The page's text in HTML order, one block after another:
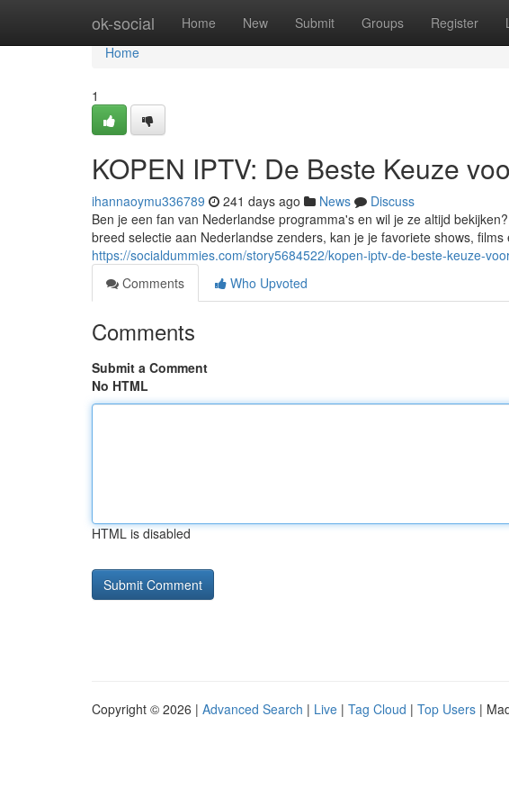
ok-social Home New Submit Groups Register
Home
Home
1
KOPEN IPTV: De Beste Keuze
ihannaoymu336789 241 days ago News
Discuss
Ben je een fan van Nederlandse programma's en wil je ze altijd
breed selectie aan Nederlandse zenders, kan je je favoriete shows,
https://socialdummies.com/story5684522/kopen-iptv-de-beste-keuze-
Comments
Who Upvoted
Comments
Submit a Comment
No HTML
HTML is disabled
Copyright © 2026 | Advanced Search | Live | Tag Cloud | Top Users |